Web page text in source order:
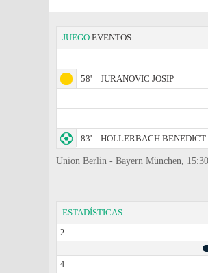
JUEGO EVENTOS
58'
JURANOVIC JOSIP
83'
HOLLERBACH BENEDICT
Union Berlin - Bayern München,
ESTADÍSTICAS
2
4